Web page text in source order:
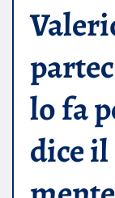
lo fa
dice